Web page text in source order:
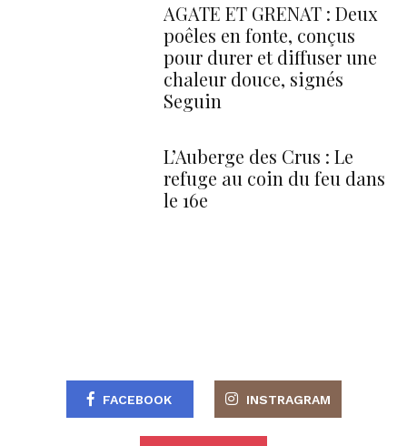
AGATE ET GRENAT : Deux
poêles en fonte, conçus
pour durer et diffuser une
chaleur douce, signés
Seguin
L’Auberge des Crus : Le
refuge au coin du feu dans
le 16e
FACEBOOK INSTRAGRAM